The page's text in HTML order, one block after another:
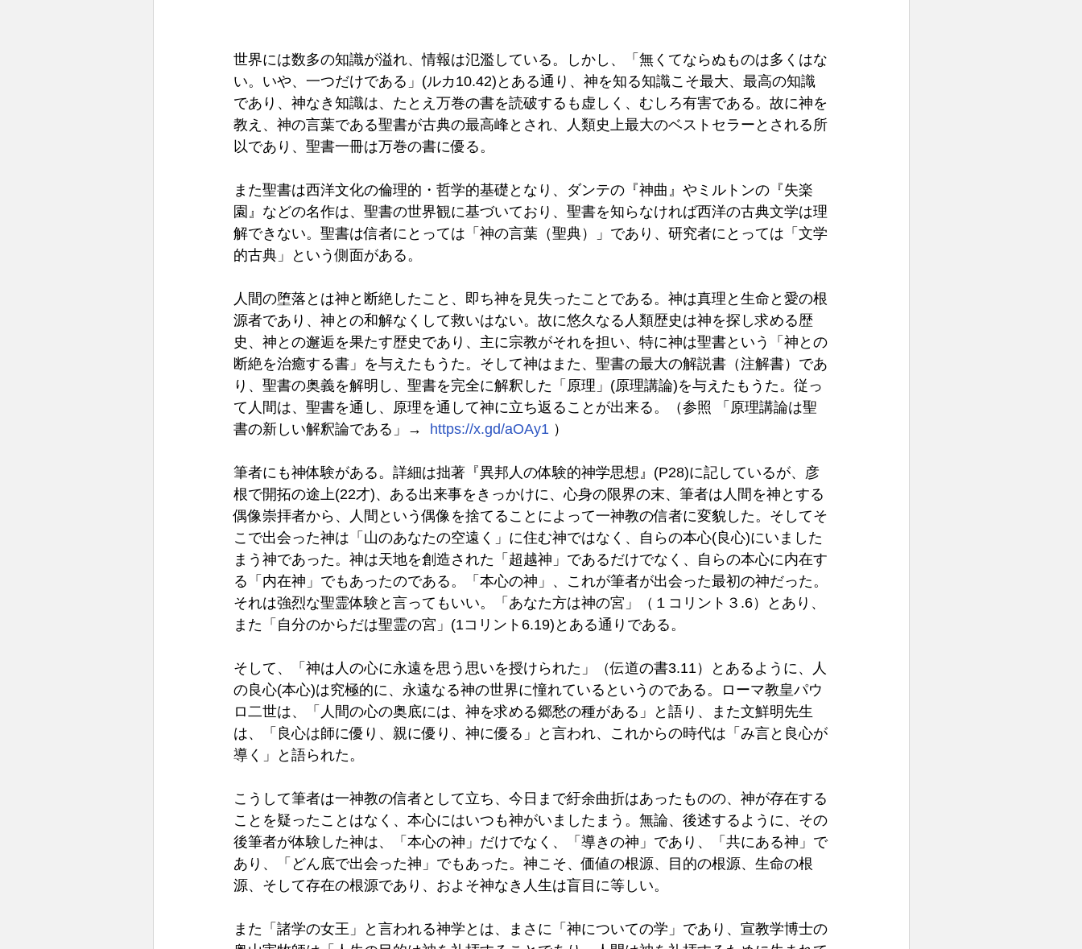
世界には数多の知識が溢れ、情報は氾濫している。しかし、「無くてならぬものは多くはな
い。いや、一つだけである」(ルカ10.42)とある通り、神を知る知識こそ最大、最高の知識
であり、神なき知識は、たとえ万巻の書を読破するも虚しく、むしろ有害である。故に神を
教え、神の言葉である聖書が古典の最高峰とされ、人類史上最大のベストセラーとされる所
以であり、聖書一冊は万巻の書に優る。
また聖書は西洋文化の倫理的・哲学的基礎となり、ダンテの『神曲』やミルトンの『失楽
園』などの名作は、聖書の世界観に基づいており、聖書を知らなければ西洋の古典文学は理
解できない。聖書は信者にとっては「神の言葉（聖典）」であり、研究者にとっては「文学
的古典」という側面がある。
人間の堕落とは神と断絶したこと、即ち神を見失ったことである。神は真理と生命と愛の根
源者であり、神との和解なくして救いはない。故に悠久なる人類歴史は神を探し求める歴
史、神との邂逅を果たす歴史であり、主に宗教がそれを担い、特に神は聖書という「神との
断絶を治癒する書」を与えたもうた。そして神はまた、聖書の最大の解説書（注解書）であ
り、聖書の奥義を解明し、聖書を完全に解釈した「原理」(原理講論)を与えたもうた。従っ
て人間は、聖書を通し、原理を通して神に立ち返ることが出来る。（参照 「原理講論は聖
書の新しい解釈論である」→ https://x.gd/aOAy1 ）
筆者にも神体験がある。詳細は拙著『異邦人の体験的神学思想』(P28)に記しているが、彦
根で開拓の途上(22才)、ある出来事をきっかけに、心身の限界の末、筆者は人間を神とする
偶像崇拝者から、人間という偶像を捨てることによって一神教の信者に変貌した。そしてそ
こで出会った神は「山のあなたの空遠く」に住む神ではなく、自らの本心(良心)にいました
まう神であった。神は天地を創造された「超越神」であるだけでなく、自らの本心に内在す
る「内在神」でもあったのである。「本心の神」、これが筆者が出会った最初の神だった。
それは強烈な聖霊体験と言ってもいい。「あなた方は神の宮」（１コリント３.6）とあり、
また「自分のからだは聖霊の宮」(1コリント6.19)とある通りである。
そして、「神は人の心に永遠を思う思いを授けられた」（伝道の書3.11）とあるように、人
の良心(本心)は究極的に、永遠なる神の世界に憧れているというのである。ローマ教皇パウ
ロ二世は、「人間の心の奥底には、神を求める郷愁の種がある」と語り、また文鮮明先生
は、「良心は師に優り、親に優り、神に優る」と言われ、これからの時代は「み言と良心が
導く」と語られた。
こうして筆者は一神教の信者として立ち、今日まで紆余曲折はあったものの、神が存在する
ことを疑ったことはなく、本心にはいつも神がいましたまう。無論、後述するように、その
後筆者が体験した神は、「本心の神」だけでなく、「導きの神」であり、「共にある神」で
あり、「どん底で出会った神」でもあった。神こそ、価値の根源、目的の根源、生命の根
源、そして存在の根源であり、およそ神なき人生は盲目に等しい。
また「諸学の女王」と言われる神学とは、まさに「神についての学」であり、宣教学博士の